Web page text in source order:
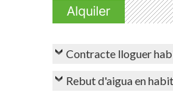
Alquiler
Contracte lloguer
Rebut d'aigua en